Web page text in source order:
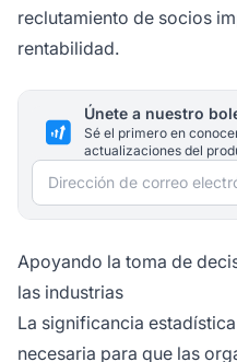
reclutamiento de socios
rentabilidad.
Únete a nuestro
Sé el primero en
actualizaciones del
Dirección de correo
Apoyando la toma de
las industrias
La significancia
necesaria para que las